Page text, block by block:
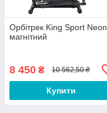
Орбітрек King Sport Neon
магнітний
8 450 ₴ 10 562,50 ₴
Купити